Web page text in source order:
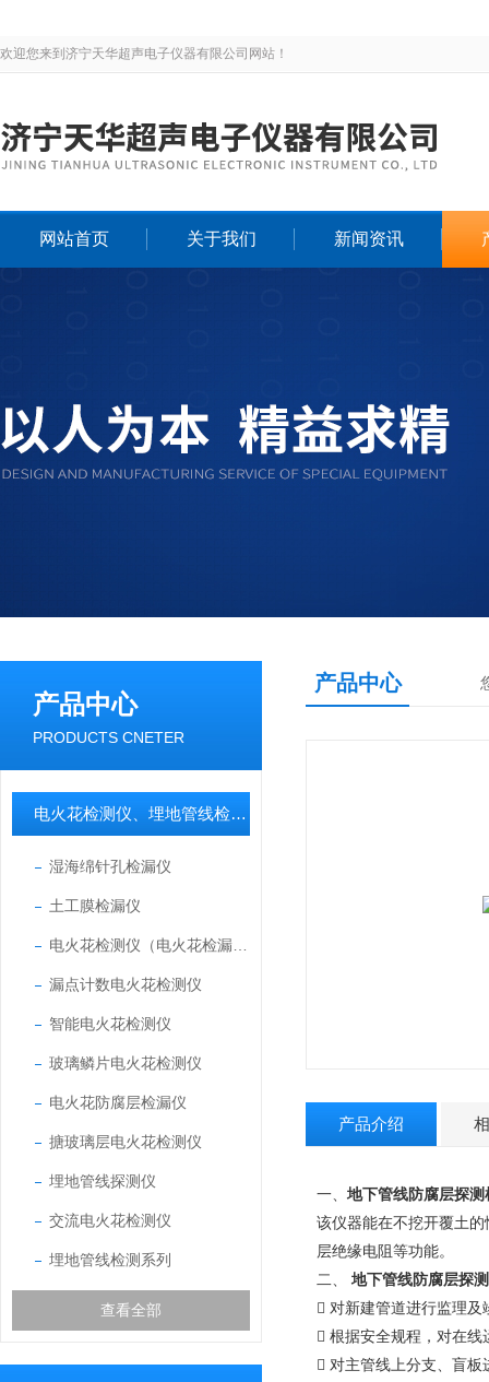
欢迎您来到济宁天华超声电子仪器有限公司网站！
网站首页 关于我们 新闻资讯
产品中心
PRODUCTS CNETER
电火花检测仪、埋地管线检测仪
湿海绵针孔检漏仪
土工膜检漏仪
漏点计数电火花检测仪
智能电火花检测仪
玻璃鳞片电火花检测仪
电火花防腐层检漏仪
搪玻璃层电火花检测仪
埋地管线探测仪
交流电火花检测仪
埋地管线检测系列
查看全部
产品中心
产品介绍
一、 地下管线防腐层探测
该仪器能在不挖开覆土
层绝缘电阻等功能。
二、 地下管线防腐层探
 对新建管道进行监理及
 根据安全规程，对在
 对主管线上分支、盲板